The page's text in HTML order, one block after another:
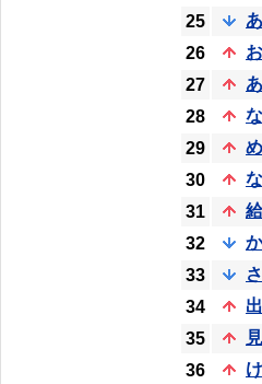
25
26
27
28
29
30
31
32
33
34
35
36